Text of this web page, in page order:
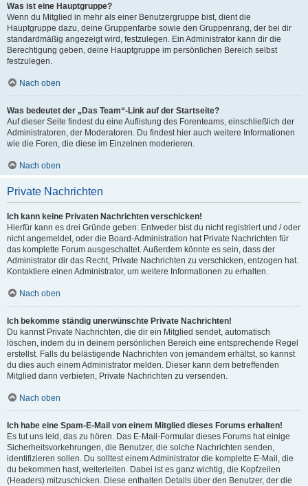
Was ist eine Hauptgruppe?
Wenn du Mitglied in mehr als einer Benutzergruppe bist, dient die
Hauptgruppe dazu, deine Gruppenfarbe sowie den Gruppenrang, der bei dir
standardmäßig angezeigt wird, festzulegen. Ein Administrator kann dir die
Berechtigung geben, deine Hauptgruppe im persönlichen Bereich selbst
festzulegen.
Nach oben
Was bedeutet der „Das Team“-Link auf der Startseite?
Auf dieser Seite findest du eine Auflistung des Forenteams, einschließlich der
Administratoren, der Moderatoren. Du findest hier auch weitere Informationen
wie die Foren, die diese im Einzelnen moderieren.
Nach oben
Private Nachrichten
Ich kann keine Privaten Nachrichten verschicken!
Hierfür kann es drei Gründe geben: Entweder bist du nicht registriert und / oder
nicht angemeldet, oder die Board-Administration hat Private Nachrichten für
das komplette Forum ausgeschaltet. Außerdem könnte es sein, dass der
Administrator dir das Recht, Private Nachrichten zu verschicken, entzogen hat.
Kontaktiere einen Administrator, um weitere Informationen zu erhalten.
Nach oben
Ich bekomme ständig unerwünschte Private Nachrichten!
Du kannst Private Nachrichten, die dir ein Mitglied sendet, automatisch
löschen, indem du in deinem persönlichen Bereich eine entsprechende Regel
erstellst. Falls du belästigende Nachrichten von jemandem erhältst, so kannst
du dies auch einem Administrator melden. Dieser kann dem betreffenden
Mitglied dann verbieten, Private Nachrichten zu versenden.
Nach oben
Ich habe eine Spam-E-Mail von einem Mitglied dieses Forums erhalten!
Es tut uns leid, das zu hören. Das E-Mail-Formular dieses Forums hat einige
Sicherheitsvorkehrungen, die Benutzer, die solche Nachrichten senden,
identifizieren sollen. Du solltest einem Administrator die komplette E-Mail, die
du bekommen hast, weiterleiten. Dabei ist es ganz wichtig, die Kopfzeilen
(Headers) mitzuschicken. Diese enthalten Details über den Benutzer, der die